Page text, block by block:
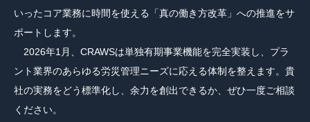
いったコア業務に時間を使える「真の働き方改革」への推進をサ
ポートします。
2026年1月、CRAWSは単独有期事業機能を完全実装し、プラ
ント業界のあらゆる労災管理ニーズに応える体制を整えます。貴
社の実務をどう標準化し、余力を創出できるか、ぜひ一度ご相談
ください。